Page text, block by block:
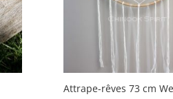
Attrape-rêves 73 cm